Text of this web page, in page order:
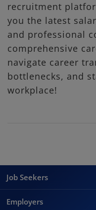
recruitment
you the latest
and professional
comprehensive
navigate career
bottlenecks, and
workplace!
Job Seekers
Employers